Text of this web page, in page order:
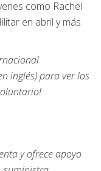
como Rachel
en abril y más
inglés) para ver los
y ofrece apoyo